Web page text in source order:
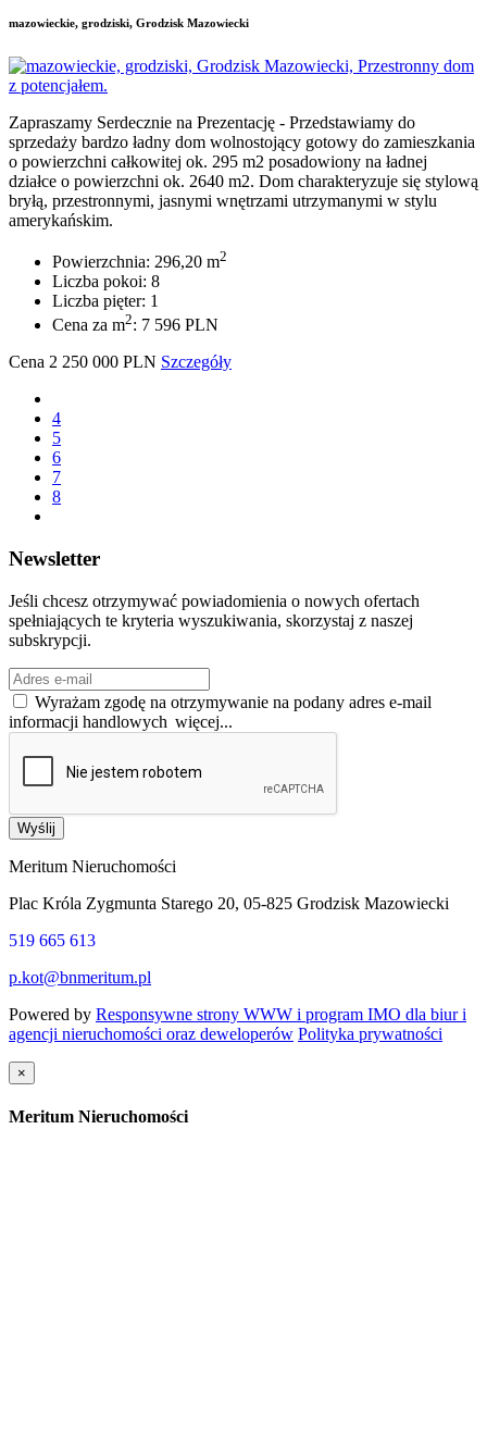
mazowieckie, grodziski, Grodzisk Mazowiecki
Zapraszamy Serdecznie na Prezentację - Przedstawiamy do
sprzedaży bardzo ładny dom wolnostojący gotowy do zamieszkania
o powierzchni całkowitej ok. 295 m2 posadowiony na ładnej
działce o powierzchni ok. 2640 m2. Dom charakteryzuje się stylową
bryłą, przestronnymi, jasnymi wnętrzami utrzymanymi w stylu
amerykańskim.
Powierzchnia: 296,20 m2
Liczba pokoi: 8
Liczba pięter: 1
Cena za m2: 7 596 PLN
Cena 2 250 000 PLN Szczegóły
4
5
6
7
8
Newsletter
Jeśli chcesz otrzymywać powiadomienia o nowych ofertach
spełniających te kryteria wyszukiwania, skorzystaj z naszej
subskrypcji.
Wyrażam zgodę na otrzymywanie na podany adres e-mail
informacji handlowych więcej...
Wyślij
Meritum Nieruchomości
Plac Króla Zygmunta Starego 20, 05-825 Grodzisk Mazowiecki
519 665 613
p.kot@bnmeritum.pl
Powered by Responsywne strony WWW i program IMO dla biur i
agencji nieruchomości oraz deweloperów Polityka prywatności
×
Meritum Nieruchomości